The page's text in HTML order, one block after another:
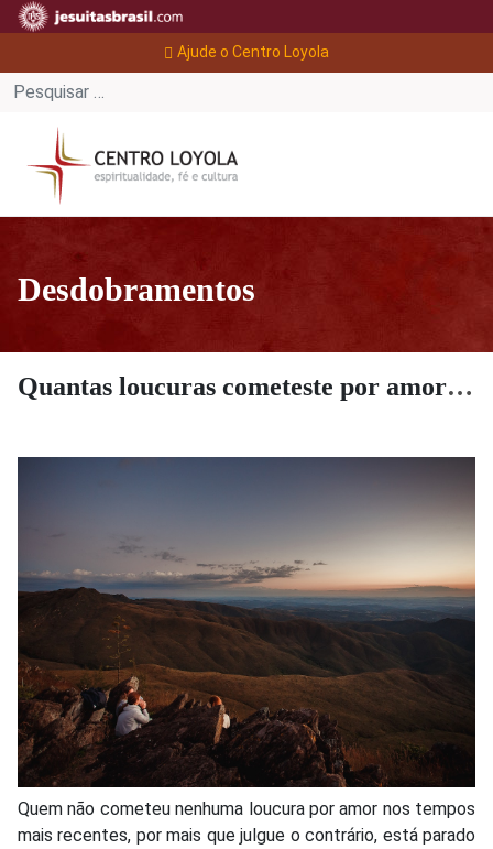
Ajude o Centro Loyola
Desdobramentos
Quantas loucuras cometeste por amor nos últimos tempos?
Quem não cometeu nenhuma loucura por amor nos tempos
mais recentes, por mais que julgue o contrário, está parado